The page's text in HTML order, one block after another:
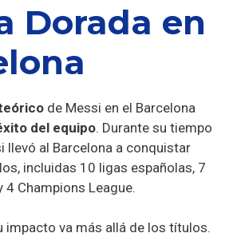
Dorada en
de Messi en el Barcelona
del equipo. Durante su tiempo
llevó al Barcelona a conquistar
incluidas 10 ligas españolas, 7
4 Champions League.
impacto va más allá de los títulos.